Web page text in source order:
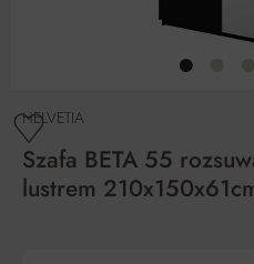
HELVETIA
Szafa BETA 55
lustrem